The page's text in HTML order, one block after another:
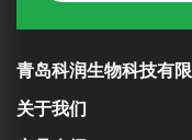
青岛科润生物科技有限
关于我们